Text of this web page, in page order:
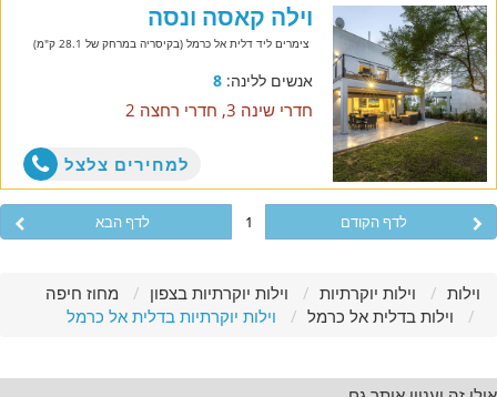
וילה קאסה ונסה
צימרים ליד דלית אל כרמל (בקיסריה במרחק של 28.1 ק"מ)
אנשים ללינה:8
חדרי שינה 3, חדרי רחצה 2
למחירים צלצל
לדף הקודם 1 לדף הבא
וילות וילות יוקרתיות וילות יוקרתיות בצפון
מחוז חיפה
וילות בדלית אל כרמל
וילות יוקרתיות בדלית אל כרמל